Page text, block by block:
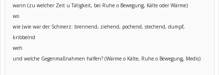
wann (zu welcher Zeit u Tätigkeit, bei Ruhe o Bewegung, Kälte oder Wärme)
wo
wie (wie war der Schmerz: brennend, ziehend, pochend, stechend, dumpf,
kribbelnd
weh
und welche Gegenmaßnahmen halfen? (Wärme o Kälte, Ruhe o Bewegung, Medis)